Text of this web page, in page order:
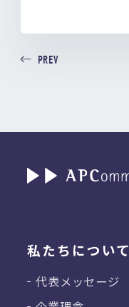
PREV
私たちについて
代表メッセージ